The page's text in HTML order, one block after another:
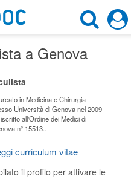
×
ricerca
×
a Genova
in Medicina e Chirurgia
Università di Genova nel 2009
all'Ordine dei Medici di
n° 15513..
curriculum vitae
il profilo per attivare le